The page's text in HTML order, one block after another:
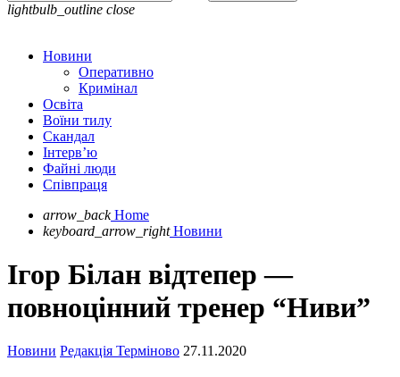
lightbulb_outline close
Новини
Оперативно
Кримінал
Освіта
Воїни тилу
Скандал
Інтерв’ю
Файні люди
Співпраця
arrow_back Home
keyboard_arrow_right Новини
Ігор Білан відтепер —
повноцінний тренер “Ниви”
Новини Редакція Терміново 27.11.2020